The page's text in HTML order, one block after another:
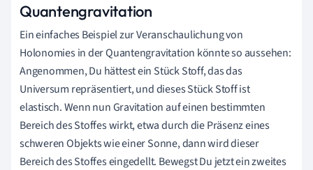
Quantengravitation
Ein einfaches Beispiel zur Veranschaulichung von
Holonomies in der Quantengravitation könnte so aussehen:
Angenommen, Du hättest ein Stück Stoff, das das
Universum repräsentiert, und dieses Stück Stoff ist
elastisch. Wenn nun Gravitation auf einen bestimmten
Bereich des Stoffes wirkt, etwa durch die Präsenz eines
schweren Objekts wie einer Sonne, dann wird dieser
Bereich des Stoffes eingedellt. Bewegst Du jetzt ein zweites